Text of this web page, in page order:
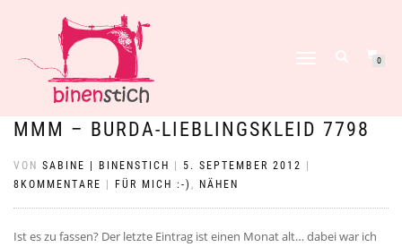
0
MMM – BURDA-LIEBLINGSKLEID 7798
VON SABINE | BINENSTICH 5. SEPTEMBER 2012
8KOMMENTARE
FÜR MICH :-) , NÄHEN
Ist es zu fassen? Der letzte Eintrag ist einen Monat alt… dabei war ich